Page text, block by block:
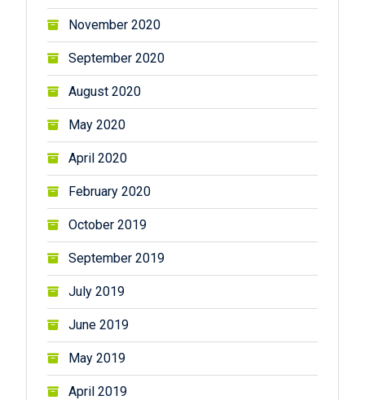
November 2020
September 2020
August 2020
May 2020
April 2020
February 2020
October 2019
September 2019
July 2019
June 2019
May 2019
April 2019